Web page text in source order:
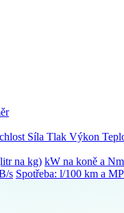
Síla Tlak Výkon
na kg) kW na koně a Nm
s Spotřeba: l/100 km a